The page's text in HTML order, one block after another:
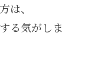
は、
る気がしま